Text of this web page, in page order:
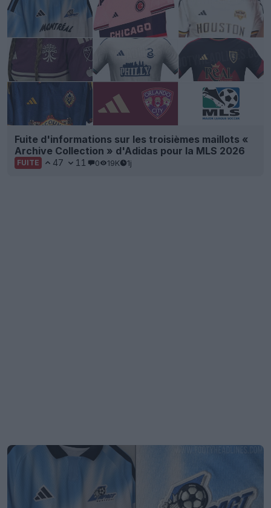
Fuite d'informations sur les troisièmes maillots «
Archive Collection » d'Adidas pour la MLS 2026
FUITE 47 11 0 19K 1j